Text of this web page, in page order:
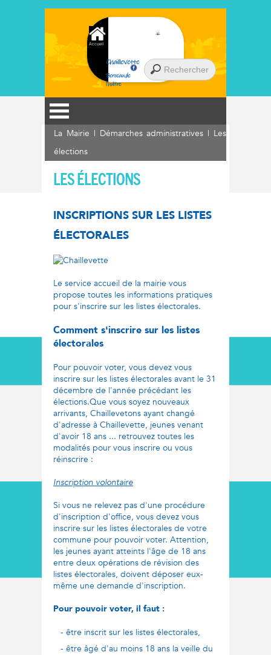
Accueil
Chaillevette
Berceau de
l'huître
La Mairie | Démarches administratives | Les
élections
LES ÉLECTIONS
INSCRIPTIONS SUR LES LISTES
ÉLECTORALES
Le service accueil de la mairie vous
propose toutes les informations pratiques
pour s'inscrire sur les listes électorales.
Comment s'inscrire sur les listes
électorales
Pour pouvoir voter, vous devez vous
inscrire sur les listes électorales avant le 31
décembre de l'année précédant les
élections.Que vous soyez nouveaux
arrivants, Chaillevetons ayant changé
d'adresse à Chaillevette, jeunes venant
d'avoir 18 ans ... retrouvez toutes les
modalités pour vous inscrire ou vous
réinscrire :
Inscription volontaire
Si vous ne relevez pas d'une procédure
d'inscription d'office, vous devez vous
inscrire sur les listes électorales de votre
commune pour pouvoir voter. Attention,
les jeunes ayant atteints l'âge de 18 ans
entre deux opérations de révision des
listes électorales, doivent déposer eux-
même une demande d'inscription.
Pour pouvoir voter, il faut :
- être inscrit sur les listes électorales,
- être âgé d'au moins 18 ans la veille du